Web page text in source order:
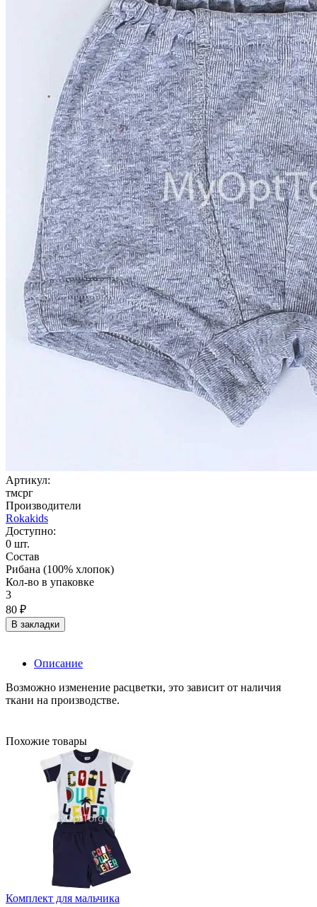
Артикул:
тмсрг
Производители
Rokakids
Доступно:
0 шт.
Состав
Рибана (100% хлопок)
Кол-во в упаковке
3
80 ₽
В закладки
Описание
Возможно изменение расцветки, это зависит от наличия
ткани на производстве.
Похожие товары
Комплект для мальчика